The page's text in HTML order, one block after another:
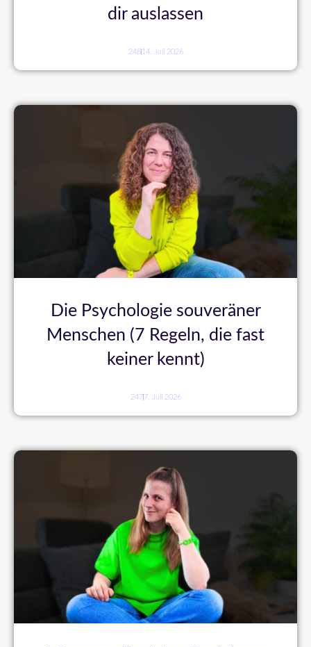
dir auslassen
248 14. Juli 2026
Die Psychologie souveräner
Menschen (7 Regeln, die fast
keiner kennt)
247 7. Juli 2026